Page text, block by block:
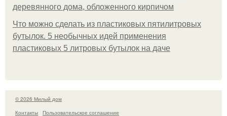
деревянного дома, обложенного кирпичом
Что можно сделать из пластиковых пятилитровых
бутылок. 5 необычных идей применения
пластиковых 5 литровых бутылок на даче
© 2026 Милый дом
Контакты
Пользовательское соглашение